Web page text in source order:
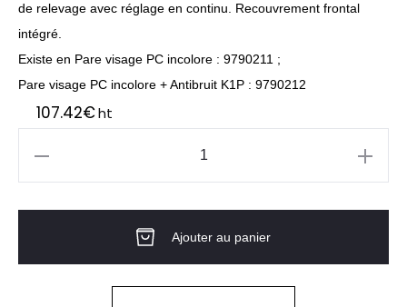
de relevage avec réglage en continu. Recouvrement frontal
intégré.
Existe en Pare visage PC incolore : 9790211 ;
Pare visage PC incolore + Antibruit K1P : 9790212
107.42€ht
MULTISYSTÈME
Ajouter au panier